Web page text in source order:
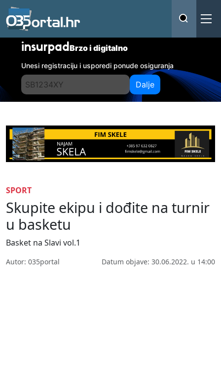
insurpadBrzo i digitalno
Unesi registraciju i usporedi ponude osiguranja
Dalje
SPORT
Skupite ekipu i dođite na turnir
u basketu
Basket na Slavi vol.1
Autor: 035portal Datum objave: 30.06.2022. u 14:00